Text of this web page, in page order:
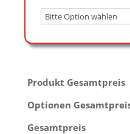
Produkt Gesamtpreis
Optionen
Gesamtpreis